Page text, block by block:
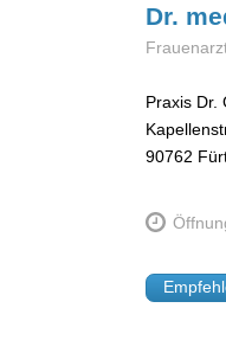
Dr.
Praxis Dr.
90762